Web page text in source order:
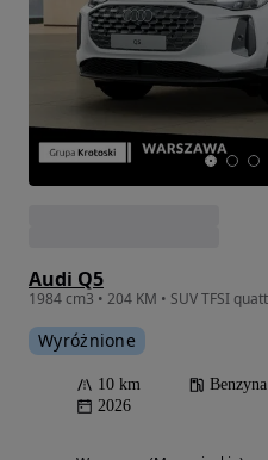
Audi Q5
Wyróżnione
10 km Benzyna
2026